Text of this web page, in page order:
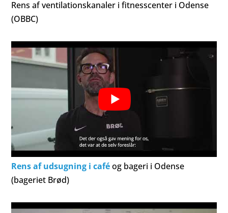
Rens af ventilationskanaler i fitnesscenter i Odense
(OBBC)
Rens af udsugning i caféog bageri i Odense
(bageriet Brød)